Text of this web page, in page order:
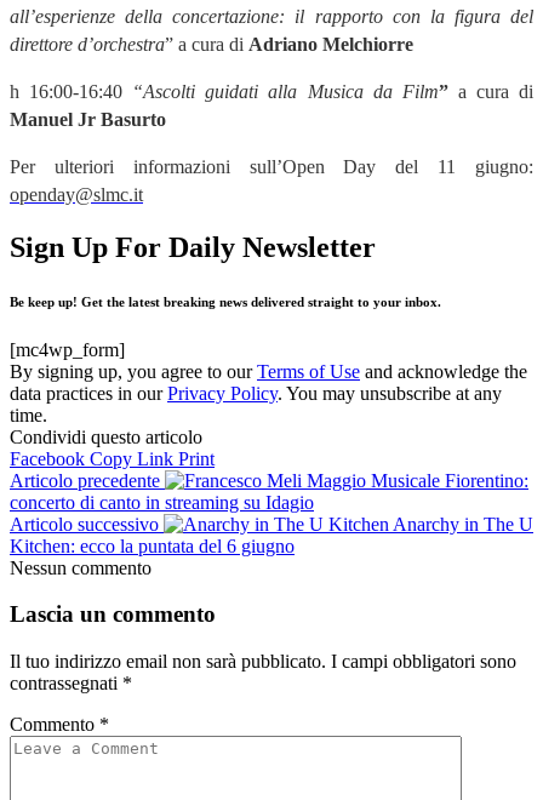
all’esperienze della concertazione: il rapporto con la figura del
direttore d’orchestra” a cura di Adriano Melchiorre
h 16:00-16:40 “Ascolti guidati alla Musica da Film”a cura di
Manuel Jr Basurto
Per ulteriori informazioni sull’Open Day del 11 giugno:
openday@slmc.it
Sign Up For Daily Newsletter
Be keep up! Get the latest breaking news delivered straight to your inbox.
[mc4wp_form]
By signing up, you agree to ourTerms of Use and acknowledge the
data practices in ourPrivacy Policy. You may unsubscribe at any
time.
Condividi questo articolo
Facebook Copy Link Print
Articolo precedente
Maggio Musicale Fiorentino:
concerto di canto in streaming su Idagio
Articolo successivo
Anarchy in The U
Kitchen: ecco la puntata del 6 giugno
Nessun commento
Lascia un commento
Il tuo indirizzo email non sarà pubblicato. I campi obbligatori sono
contrassegnati *
Commento *